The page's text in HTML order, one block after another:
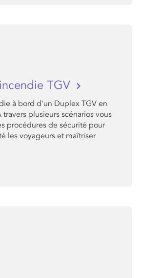
TGV
à bord d'un Duplex TGV en
plusieurs scénarios vous
procédures de sécurité pour
les voyageurs et maîtriser